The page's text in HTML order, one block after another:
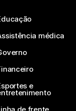
médica
e